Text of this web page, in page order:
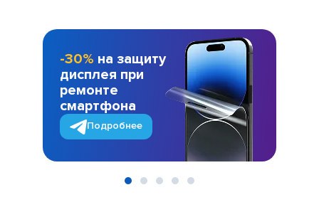
-30% на защиту
дисплея при
ремонте
смартфона
Подробнее